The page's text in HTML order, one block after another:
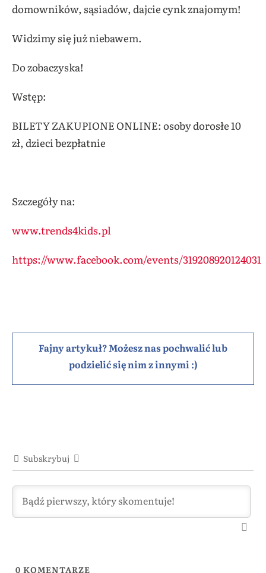
domowników, sąsiadów, dajcie cynk znajomym!
Widzimy się już niebawem.
Do zobaczyska!
Wstęp:
BILETY ZAKUPIONE ONLINE: osoby dorosłe 10
zł, dzieci bezpłatnie
Szczegóły na:
www.trends4kids.pl
https://www.facebook.com/events/319208920124031
Fajny artykuł? Możesz nas pochwalić lub
podzielić się nim z innymi :)
Subskrybuj
0 KOMENTARZE